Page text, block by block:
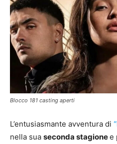
Blocco 181 casting aperti
L’entusiasmante avventura di
nella sua seconda stagionee